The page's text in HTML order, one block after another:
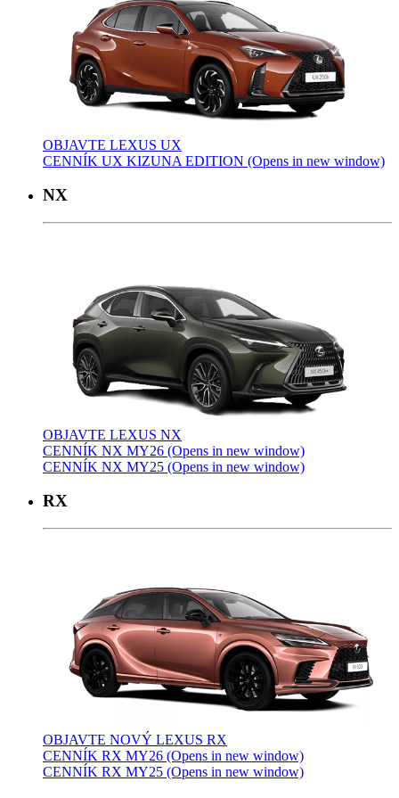
OBJAVTE LEXUS UX
CENNÍK UX KIZUNA EDITION (Opens in new window)
NX
OBJAVTE LEXUS NX
CENNÍK NX MY26 (Opens in new window)
CENNÍK NX MY25 (Opens in new window)
RX
OBJAVTE NOVÝ LEXUS RX
CENNÍK RX MY26 (Opens in new window)
CENNÍK RX MY25 (Opens in new window)